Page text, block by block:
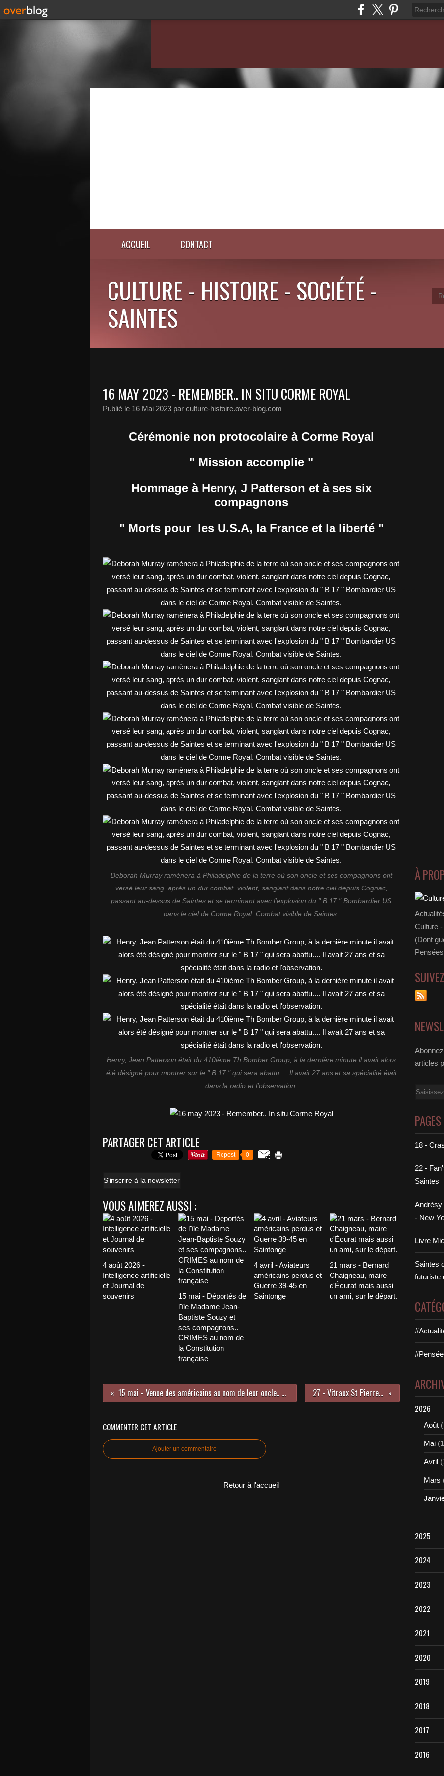
ACCUEIL CONTACT
CULTURE - HISTOIRE - SOCIÉTÉ -
SAINTES
16 MAY 2023 - REMEMBER.. IN SITU CORME ROYAL
Publié le 16 Mai 2023 par culture-histoire.over-blog.com
Cérémonie non protocolaire à Corme Royal
" Mission accomplie "
Hommage à Henry, J Patterson et à ses six
compagnons
" Morts pour les U.S.A, la France et la liberté "
Deborah Murray ramènera à Philadelphie de la terre où son oncle et ses compagnons ont
versé leur sang, après un dur combat, violent, sanglant dans notre ciel depuis Cognac,
passant au-dessus de Saintes et se terminant avec l'explosion du " B 17 " Bombardier US
dans le ciel de Corme Royal. Combat visible de Saintes.
Henry, Jean Patterson était du 410ième Th Bomber Group, à la dernière minute il avait alors
été désigné pour montrer sur le " B 17 " qui sera abattu.... Il avait 27 ans et sa spécialité était
dans la radio et l'observation.
PARTAGER CET ARTICLE
Repost 0
S'inscrire à la newsletter
VOUS AIMEREZ AUSSI :
4 août 2026 -
Intelligence artificielle
et Journal de
souvenirs
15 mai - Déportés de
l'île Madame Jean-
Baptiste Souzy et
ses compagnons..
CRIMES au nom de
la Constitution
française
4 avril - Aviateurs
américains perdus et
Guerre 39-45 en
Saintonge
21 mars - Bernard
Chaigneau, maire
d'Écurat mais aussi
un ami, sur le départ.
15 mai - Venue des américains au nom de leur oncle.. Henry, Jean Patterson 27 - Vitraux St Pierre et détails
COMMENTER CET ARTICLE
Ajouter un commentaire
Retour à l'accueil
À
Culture
(Dont
articles
Email
PAGES
18 -
22 -
Saintes
Andrésy
- New
Livre
Saintes
futuriste
2026
Août
Mai
Avril
Mars
2025
2024
2023
2022
2021
2020
2019
2018
2017
2016